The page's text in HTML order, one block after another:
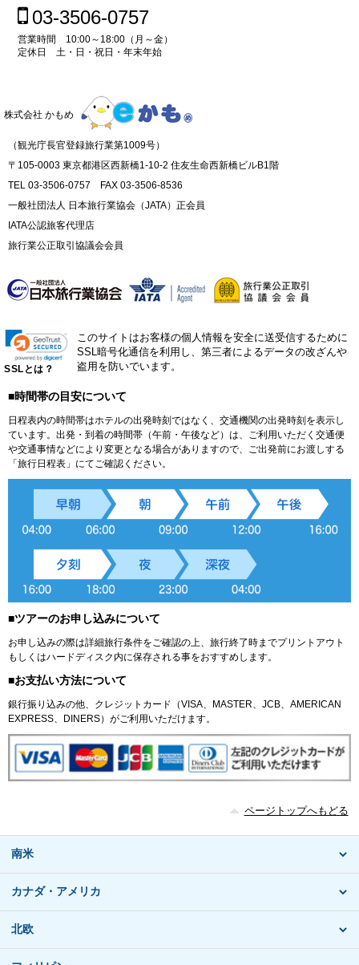
03-3506-0757
営業時間 10:00～18:00（月～金）
定休日 土・日・祝日・年末年始
株式会社 かもめ
（観光庁長官登録旅行業第1009号）
〒105-0003 東京都港区西新橋1-10-2 住友生命西新橋ビルB1階
TEL 03-3506-0757 FAX 03-3506-8536
一般社団法人 日本旅行業協会（JATA）正会員
IATA公認旅客代理店
旅行業公正取引協議会会員
SSLとは？
このサイトはお客様の個人情報を安全に送受信するために
SSL暗号化通信を利用し、第三者によるデータの改ざんや
盗用を防いでいます。
■時間帯の目安について
日程表内の時間帯はホテルの出発時刻ではなく、交通機関の出発時刻を表示し
ています。出発・到着の時間帯（午前・午後など）は、ご利用いただく交通便
や交通事情などにより変更となる場合がありますので、ご出発前にお渡しする
「旅行日程表」にてご確認ください。
■ツアーのお申し込みについて
お申し込みの際は詳細旅行条件をご確認の上、旅行終了時までプリントアウト
もしくはハードディスク内に保存される事をおすすめします。
■お支払い方法について
銀行振り込みの他、クレジットカード（VISA、MASTER、JCB、AMERICAN
EXPRESS、DINERS）がご利用いただけます。
ページトップへもどる
南米
カナダ・アメリカ
北欧